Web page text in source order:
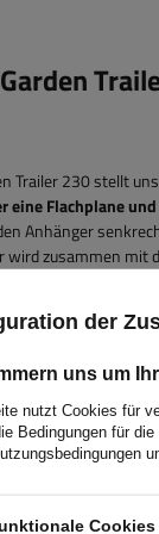
Trailer 230 stellt
eine Flachplane
Anhänger
zusammen
erhalten
können Sieunter
der
uns um
nutzt Cookies für
Bedingungen für